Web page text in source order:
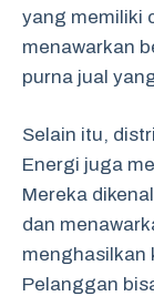
yang memiliki
menawarkan
purna jual
Selain itu,
Energi juga
Mereka
dan
menghasilkan
Pelanggan